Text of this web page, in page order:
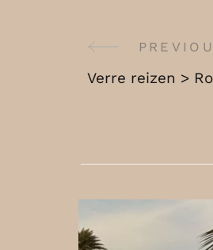
Post
Verre reizen >